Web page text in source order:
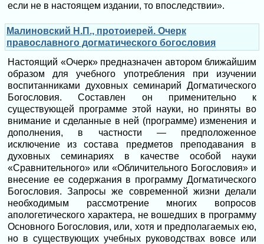
если не в настоящем издании, то впоследствии».
Малиновский Н.П., протоиерей. Очерк
православного догматического богословия
Настоящий «Очерк» предназначен автором ближайшим
образом для учебного употребления при изучении
воспитанниками духовных семинарий Догматического
Богословия. Составлен он применительно к
существующей программе этой науки, но приняты во
внимание и сделанные в ней (программе) изменения и
дополнения, в частности — предположенное
исключение из состава предметов преподавания в
духовных семинариях в качестве особой науки
«Сравнительного» или «Обличительного Богословия» и
внесение ее содержания в программу Догматического
Богословия. Запросы же современной жизни делали
необходимым рассмотрение многих вопросов
апологетического характера, не вошедших в программу
Основного Богословия, или, хотя и предполагаемых ею,
но в существующих учебных руководствах вовсе или